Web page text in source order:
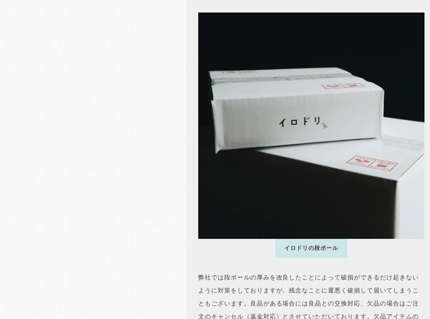
イロドリの段ボール
弊社では段ボールの厚みを改良したことによって破損ができるだけ起きない
ように対策をしておりますが、残念なことに運悪く破損して届いてしまうこ
ともございます。良品がある場合には良品との交換対応、欠品の場合はご注
文のキャンセル（返金対応）とさせていただいております。欠品アイテムの